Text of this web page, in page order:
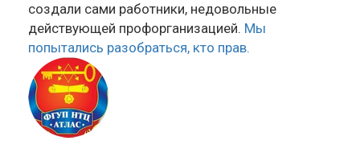
создали сами работники, недовольные
действующей профорганизацией. Мы
попытались разобраться, кто прав.